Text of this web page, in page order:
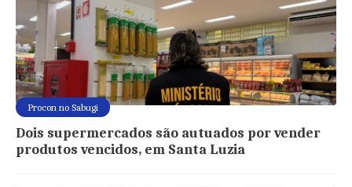
Procon no Sabugi
Dois supermercados são autuados por vender
produtos vencidos, em Santa Luzia